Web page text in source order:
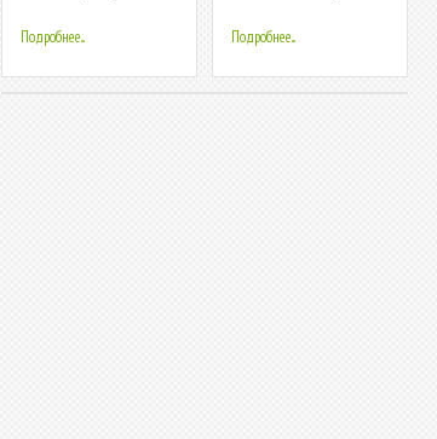
Подробнее... Подробнее...